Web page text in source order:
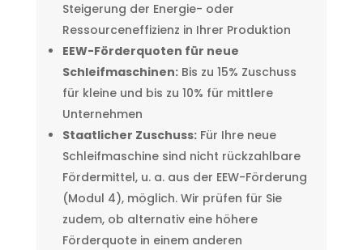
Steigerung der Energie- oder
Ressourceneffizienz in Ihrer Produktion
EEW-Förderquoten für neue
Schleifmaschinen:Bis zu 15% Zuschuss
für kleine und bis zu 10% für mittlere
Unternehmen
Staatlicher Zuschuss:Für Ihre neue
Schleifmaschine sind nicht rückzahlbare
Fördermittel, u. a. aus der EEW-Förderung
(Modul 4), möglich. Wir prüfen für Sie
zudem, ob alternativ eine höhere
Förderquote in einem anderen